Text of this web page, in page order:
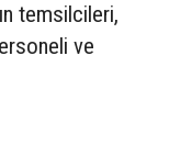
temsilcileri,
ve